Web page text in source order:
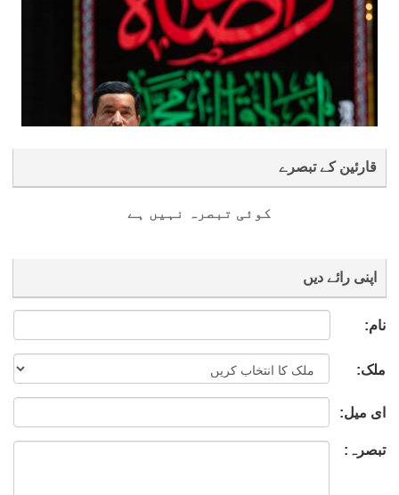
قارئین کے تبصرے
کوئی تبصرہ نہیں ہے
اپنی رائے دیں
نام:
ملک:
ای میل:
تبصرہ: